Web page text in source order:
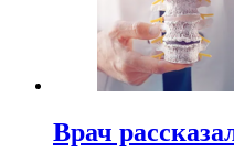
Врач